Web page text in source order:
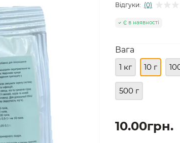
Відгуки: (0)
Є в наявності
Вага
1 кг
10 г
500 г
10.00грн.